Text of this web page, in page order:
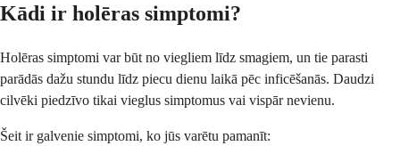
Kādi ir holēras simptomi?
Holēras simptomi var būt no viegliem līdz smagiem, un tie parasti
parādās dažu stundu līdz piecu dienu laikā pēc inficēšanās. Daudzi
cilvēki piedzīvo tikai vieglus simptomus vai vispār nevienu.
Šeit ir galvenie simptomi, ko jūs varētu pamanīt: